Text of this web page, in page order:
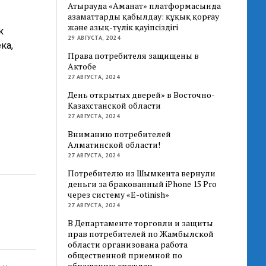
Атырауда «Аманат» платформасында
азаматтарды қабылдау: құқық қорғау
және азық-түлік қауіпсіздігі
29 АВГУСТА, 2024
Права потребителя защищены в
Актобе
27 АВГУСТА, 2024
День открытых дверей» в Восточно-
Казахстанской области
27 АВГУСТА, 2024
Вниманию потребителей
Алматинской области!
27 АВГУСТА, 2024
Потребителю из Шымкента вернули
деньги за бракованный iPhone 15 Pro
через систему «E-otinish»
27 АВГУСТА, 2024
В Департаменте торговли и защиты
прав потребителей по Жамбылской
области организована работа
общественной приемной по